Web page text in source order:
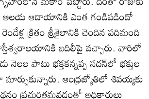
ఆలయ ఆదాయానికి ఎంత గండిపడిందో
రెండేళ్ల క్రితం శ్రీశైలానికి చెందిన పదిమంది
బదిలీపై వచ్చారు. వారిలో
పాటు భక్తకన్నప్ప సదన్‌లో భక్తుల
ఆంధ్రజ్యోతిలో శివయ్యకు
ప్రచురితమవడంతో అధికారులు